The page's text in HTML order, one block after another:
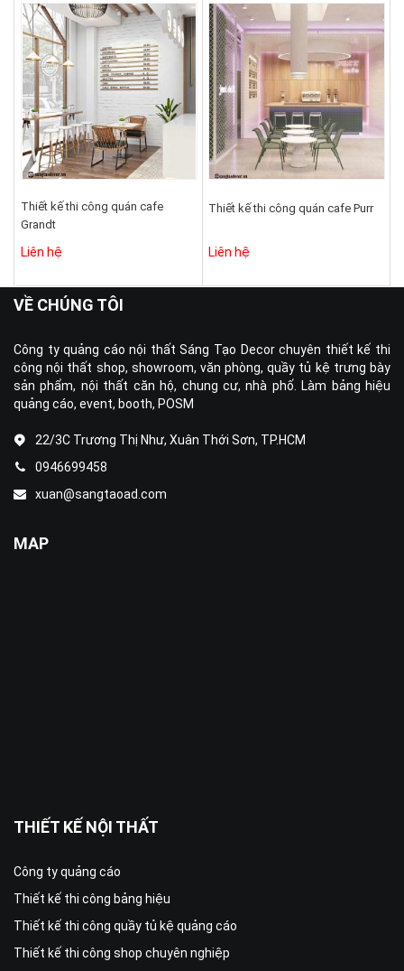
Thiết kế thi công quán cafe
Grandt
Liên hệ
Thiết kế thi công quán cafe Purr
Liên hệ
VỀ CHÚNG TÔI
Công ty quảng cáo nội thất Sáng Tạo Decor chuyên thiết kế thi
công nội thất shop, showroom, văn phòng, quầy tủ kệ trưng bày
sản phẩm, nội thất căn hộ, chung cư, nhà phố. Làm bảng hiệu
quảng cáo, event, booth, POSM
22/3C Trương Thị Như, Xuân Thới Sơn, TP.HCM
0946699458
xuan@sangtaoad.com
MAP
THIẾT KẾ NỘI THẤT
Công ty quảng cáo
Thiết kế thi công bảng hiệu
Thiết kế thi công quầy tủ kệ quảng cáo
Thiết kế thi công shop chuyên nghiệp